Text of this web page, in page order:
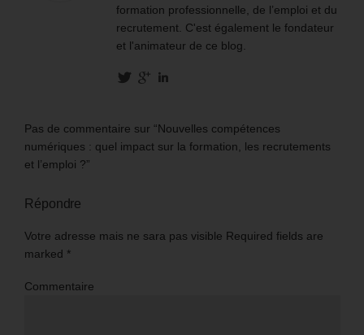
formation professionnelle, de l’emploi et du
recrutement. C'est également le fondateur
et l'animateur de ce blog.
Pas de commentaire sur “Nouvelles compétences
numériques : quel impact sur la formation, les recrutements
et l’emploi ?”
Répondre
Votre adresse mais ne sara pas visible Required fields are
marked *
Commentaire